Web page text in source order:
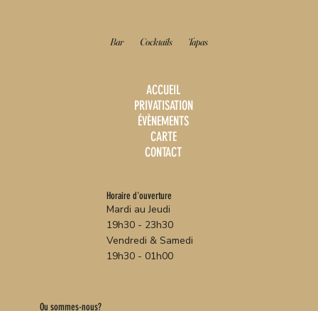
Bar Cocktails Tapas
ACCUEIL
PRIVATISATION
ÉVÈNEMENTS
CARTE
CONTACT
Horaire d'ouverture
Mardi au Jeudi
19h30 - 23h30
Vendredi & Samedi
19h30 - 01h00
Ou sommes-nous?